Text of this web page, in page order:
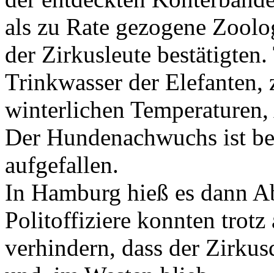
als zu Rate gezogene
der Zirkusleute
Trinkwasser der
winterlichen
Der Hundenachwuchs ist
aufgefallen.
In Hamburg hieß es dann
Politoffiziere konnten trotz
verhindern, dass der